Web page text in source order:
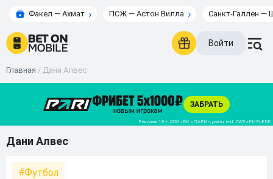
Факел — Ахмат ПСЖ — Астон Вилла Санкт-Галлен —
Войти
Главная / Дани Алвес
Дани Алвес
Футбол